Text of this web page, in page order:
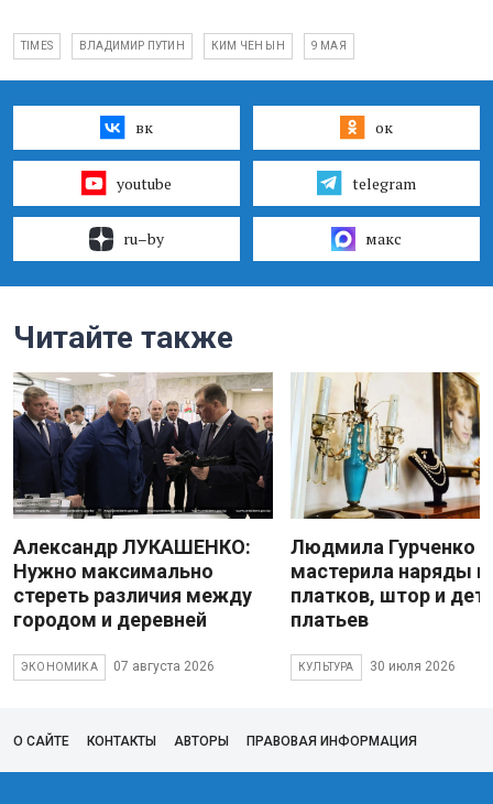
TIMES ВЛАДИМИР ПУТИН КИМ ЧЕН ЫН 9 МАЯ
вк ок
youtube telegram
ru–by макс
Читайте также
Александр ЛУКАШЕНКО:
Нужно максимально
стереть различия между
городом и деревней
ЭКОНОМИКА 07 августа 2026
Людмила Гурченко
мастерила наряды
платков, штор и
платьев
КУЛЬТУРА 30 июля 2026
О САЙТЕ КОНТАКТЫ АВТОРЫ ПРАВОВАЯ ИНФОРМАЦИЯ